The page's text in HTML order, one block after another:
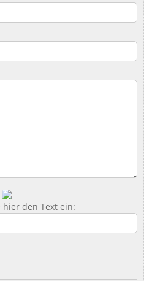
hier den Text ein: